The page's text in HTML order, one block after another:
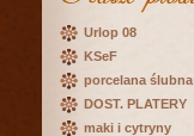
Urlop 08
KSeF
porcelana ślubna
DOST. PLATERY
maki i cytryny